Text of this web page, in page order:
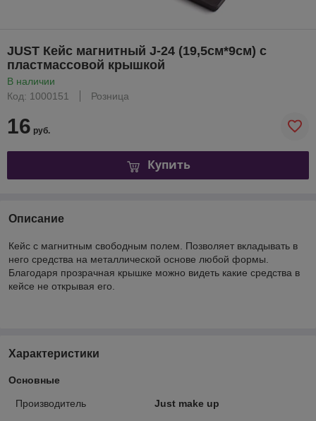
JUST Кейс магнитный J-24 (19,5см*9см) с
пластмассовой крышкой
В наличии
Код: 1000151
Розница
16 руб.
Купить
Описание
Кейс с магнитным свободным полем. Позволяет вкладывать в
него средства на металлической основе любой формы.
Благодаря прозрачная крышке можно видеть какие средства в
кейсе не открывая его.
Характеристики
Основные
Производитель Just make up